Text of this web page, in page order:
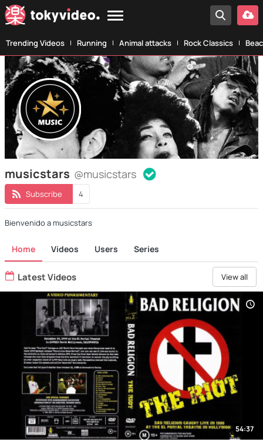
Trending Videos Running Animal attacks Rock Classics
musicstars @musicstars
Subscribe 4
Bienvenido a musicstars
Home Videos Users Series
Latest Videos View all
54:37